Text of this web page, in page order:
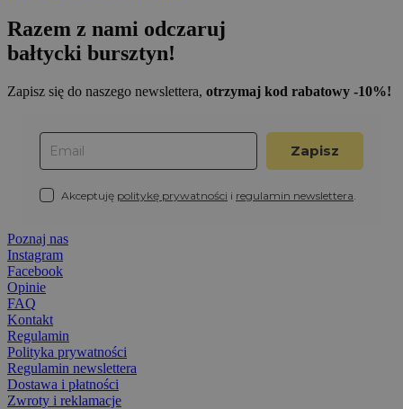
Razem z nami odczaruj
bałtycki bursztyn!
Zapisz się do naszego newslettera, otrzymaj kod rabatowy -10%!
Zapisz
Akceptuję politykę prywatności i regulamin newslettera
Poznaj nas
Instagram
Facebook
Opinie
FAQ
Kontakt
Regulamin
Polityka prywatności
Regulamin newslettera
Dostawa i płatności
Zwroty i reklamacje